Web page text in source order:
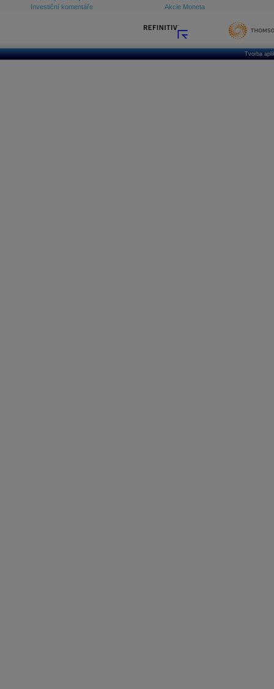
Investiční komentáře
Akcie Moneta
Tvorba